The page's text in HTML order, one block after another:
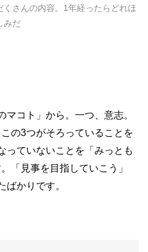
さんの内容。1年経ったらどれほ
みだ
マコト」から。一つ、意志。
の3つがそろっていることを
っていないことを「みっとも
「見事を目指していこう」
かりです。